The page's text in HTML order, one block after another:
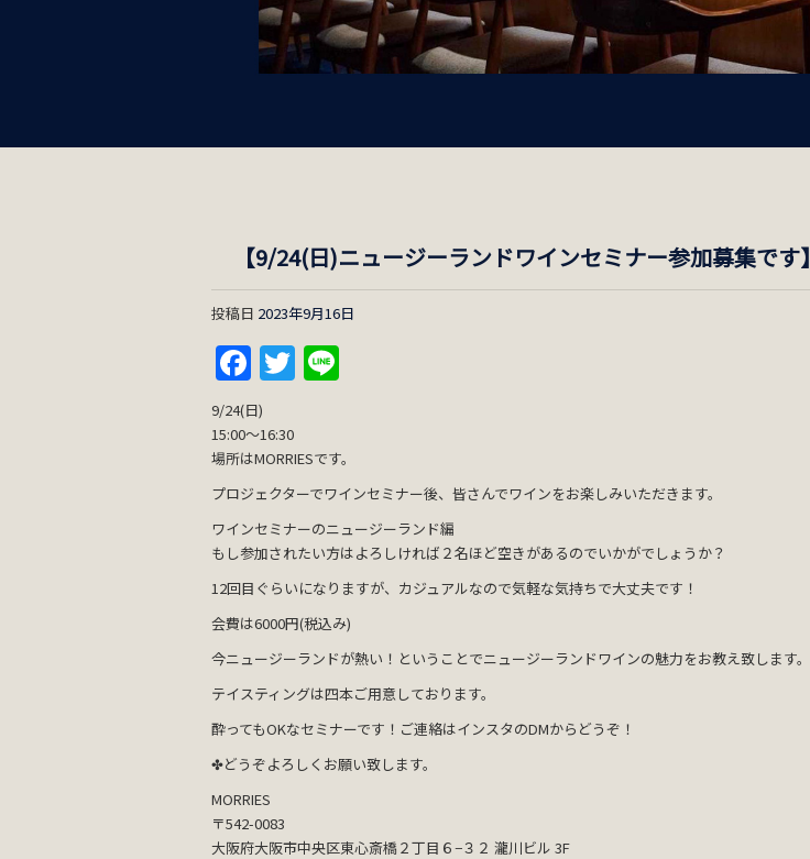
【9/24(日)ニュージーランドワインセミナー参加募集です】
投稿日 2023年9月16日
Facebook
Twitter
9/24(日)
15:00～16:30
場所はMORRIESです。
プロジェクターでワインセミナー後、皆さんでワインをお楽しみいただきます。
ワインセミナーのニュージーランド編
もし参加されたい方はよろしければ２名ほど空きがあるのでいかがでしょうか？
12回目ぐらいになりますが、カジュアルなので気軽な気持ちで大丈夫です！
会費は6000円(税込み)
今ニュージーランドが熱い！ということでニュージーランドワインの魅力をお教え致します。
テイスティングは四本ご用意しております。
酔ってもOKなセミナーです！ご連絡はインスタのDMからどうぞ！
✤どうぞよろしくお願い致します。
MORRIES
〒542-0083
大阪府大阪市中央区東心斎橋２丁目６−３２ 瀧川ビル 3F